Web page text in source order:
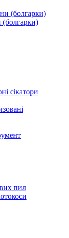
(болгарки)
сікатори
пил